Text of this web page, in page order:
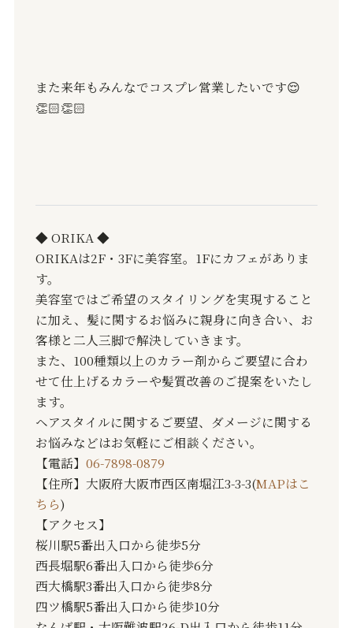
また来年もみんなでコスプレ営業したいです😌
👏🏻👏🏻
◆ ORIKA ◆
ORIKAは2F・3Fに美容室。1Fにカフェがありま
す。
美容室ではご希望のスタイリングを実現すること
に加え、髪に関するお悩みに親身に向き合い、お
客様と二人三脚で解決していきます。
また、100種類以上のカラー剤からご要望に合わ
せて仕上げるカラーや髪質改善のご提案をいたし
ます。
ヘアスタイルに関するご要望、ダメージに関する
お悩みなどはお気軽にご相談ください。
【電話】 06-7898-0879
【住所】大阪府大阪市西区南堀江3-3-3(MAPはこ
ちら)
【アクセス】
桜川駅5番出入口から徒歩5分
西長堀駅6番出入口から徒歩6分
西大橋駅3番出入口から徒歩8分
四ツ橋駅5番出入口から徒歩10分